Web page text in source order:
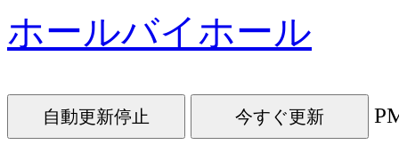
ホールバイホール
今すぐ更新